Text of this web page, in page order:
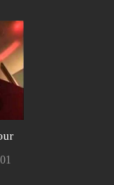
01 كانون الثاني 2013, 12:00 ص